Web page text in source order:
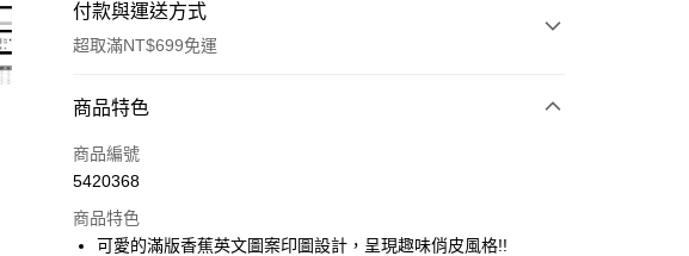
付款與運送方式
超取滿NT$699免運
付款方式
信用卡一次付款
LINE Pay
商品特色
商品編號
5420368
商品特色
可愛的滿版香蕉英文圖案印圖設計，呈現趣味俏皮風格!!